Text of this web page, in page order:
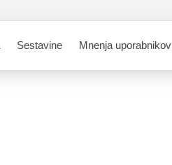
Sestavine Mnenja uporabnikov